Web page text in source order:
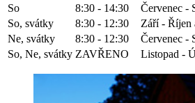
So
8:30 - 14:30
Červenec -
So, svátky
8:30 - 12:30
Září - Říjen
Ne, svátky
8:30 - 12:30
Červenec -
So, Ne, svátky ZAVŘENO Listopad -